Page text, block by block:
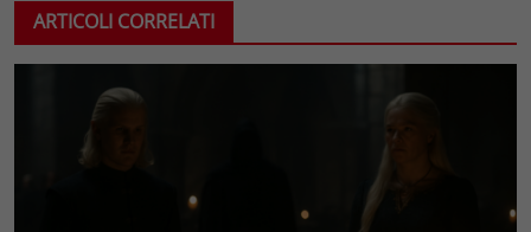
ARTICOLI CORRELATI